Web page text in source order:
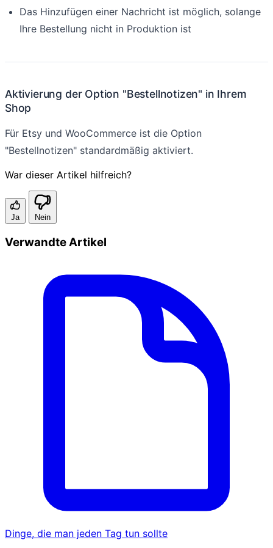
Das Hinzufügen einer Nachricht ist möglich, solange
Ihre Bestellung nicht in Produktion ist
Aktivierung der Option "Bestellnotizen" in Ihrem
Shop
Für Etsy und WooCommerce ist die Option
"Bestellnotizen" standardmäßig aktiviert.
War dieser Artikel hilfreich?
Ja Nein
Verwandte Artikel
Dinge, die man jeden Tag tun sollte